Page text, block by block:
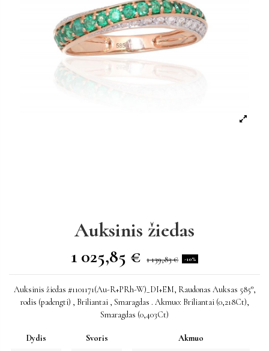
Auksinis žiedas
1 025,85 € 1 139,83 € -10%
Auksinis žiedas #1101171(Au-R+PRh-W)_DI+EM, Raudonas Auksas 585°,
rodis (padengti) , Briliantai , Smaragdas . Akmuo: Briliantai (0,218Ct),
Smaragdas (0,403Ct)
Dydis Svoris Akmuo